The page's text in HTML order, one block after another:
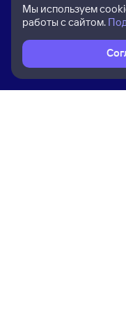
Мы используем
работы с сайтом.